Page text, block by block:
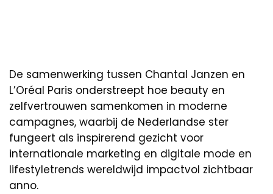
De samenwerking tussen Chantal Janzen en
L’Oréal Paris onderstreept hoe beauty en
zelfvertrouwen samenkomen in moderne
campagnes, waarbij de Nederlandse ster
fungeert als inspirerend gezicht voor
internationale marketing en digitale mode en
lifestyletrends wereldwijd impactvol zichtbaar
anno.